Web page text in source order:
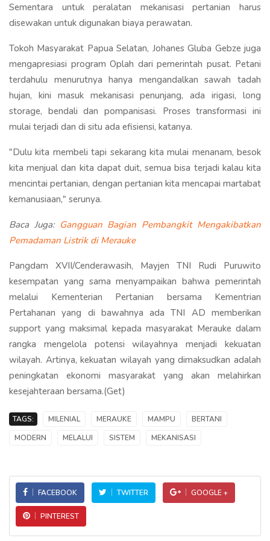
Sementara untuk peralatan mekanisasi pertanian harus
disewakan untuk digunakan biaya perawatan.
Tokoh Masyarakat Papua Selatan, Johanes Gluba Gebze juga
mengapresiasi program Oplah dari pemerintah pusat. Petani
terdahulu menurutnya hanya mengandalkan sawah tadah
hujan, kini masuk mekanisasi penunjang, ada irigasi, long
storage, bendali dan pompanisasi. Proses transformasi ini
mulai terjadi dan di situ ada efisiensi, katanya.
"Dulu kita membeli tapi sekarang kita mulai menanam, besok
kita menjual dan kita dapat duit, semua bisa terjadi kalau kita
mencintai pertanian, dengan pertanian kita mencapai martabat
kemanusiaan," serunya.
Baca Juga: Gangguan Bagian Pembangkit Mengakibatkan
Pemadaman Listrik di Merauke
Pangdam XVII/Cenderawasih, Mayjen TNI Rudi Puruwito
kesempatan yang sama menyampaikan bahwa pemerintah
melalui Kementerian Pertanian bersama Kementrian
Pertahanan yang di bawahnya ada TNI AD memberikan
support yang maksimal kepada masyarakat Merauke dalam
rangka mengelola potensi wilayahnya menjadi kekuatan
wilayah. Artinya, kekuatan wilayah yang dimaksudkan adalah
peningkatan ekonomi masyarakat yang akan melahirkan
kesejahteraan bersama.(Get)
TAGS: MILENIAL MERAUKE MAMPU
BERTANI
MODERN
MELALUI SISTEM MEKANISASI
FACEBOOK TWITTER GOOGLE +
PINTEREST